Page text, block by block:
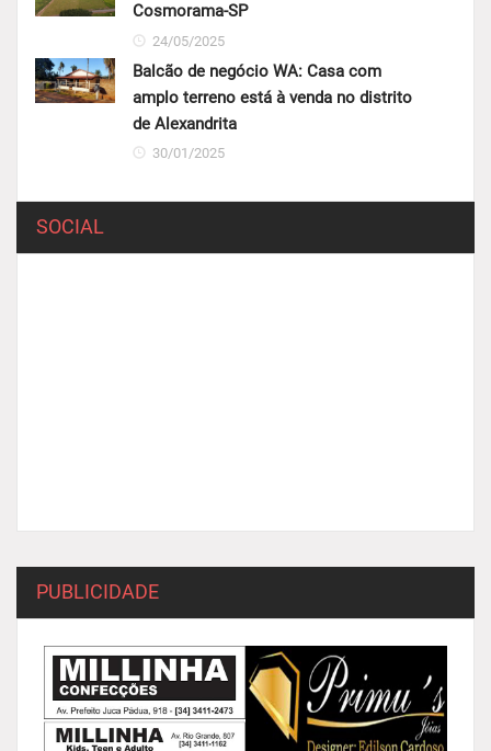
Cosmorama-SP
24/05/2025
Balcão de negócio WA: Casa com
amplo terreno está à venda no distrito
de Alexandrita
30/01/2025
SOCIAL
PUBLICIDADE